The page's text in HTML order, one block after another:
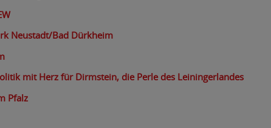
Neustadt/Bad Dürkheim
mit Herz für Dirmstein, die Perle des Leiningerlandes
Pfalz